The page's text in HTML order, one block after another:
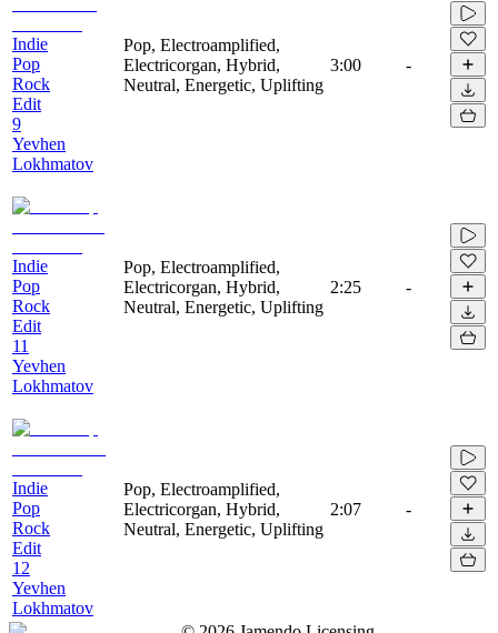
Indie
Pop
Rock
Edit
9
Yevhen
Lokhmatov
Pop, Electroamplified,
Electricorgan, Hybrid,
Neutral, Energetic, Uplifting
3:00 -
Indie
Pop
Rock
Edit
11
Yevhen
Lokhmatov
Pop, Electroamplified,
Electricorgan, Hybrid,
Neutral, Energetic, Uplifting
2:25 -
Indie
Pop
Rock
Edit
12
Yevhen
Lokhmatov
Pop, Electroamplified,
Electricorgan, Hybrid,
Neutral, Energetic, Uplifting
2:07 -